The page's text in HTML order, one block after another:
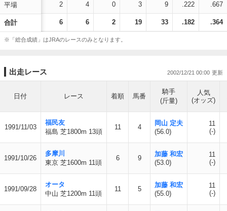
平場
合計
2 4 0 3 9 .222 .667
6 6 2 19 33 .182 .364
※「総合成績」はJRAのレースのみとなります。
出走レース 2002/12/21 00:00
日付 レース 着順 馬番
騎手
(斤量)
人気
(オッズ)
1991/11/03
福民友
福島 芝1800m 13頭
11 4
岡山 定夫
(56.0)
11
(-)
1991/10/26
多摩川
東京 芝1600m 11頭
6 9
加藤 和宏
(53.0)
11
(-)
1991/09/28
オータ
中山 芝1200m 11頭
11 5
加藤 和宏
(55.0)
11
(-)